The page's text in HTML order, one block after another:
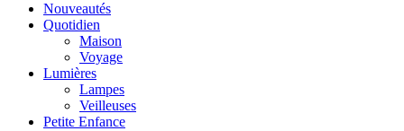
Nouveautés
Quotidien
Maison
Voyage
Lumières
Lampes
Veilleuses
Petite Enfance